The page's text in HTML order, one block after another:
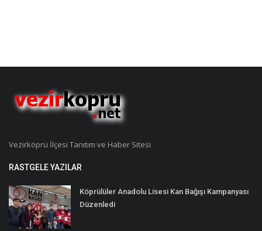
Vezirköprü İlçesi Tanıtım ve Haber Sitesi
RASTGELE YAZILAR
Köprülüler Anadolu Lisesi Kan Bağışı Kampanyası
Düzenledi